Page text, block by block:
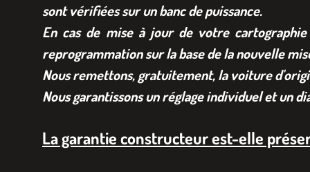
sont vérifiées sur un banc de puissance.
En cas de mise à jour de votre
reprogrammation sur la base de la nouvelle
Nous remettons, gratuitement, la voiture
Nous garantissons un réglage individuel et un
La garantie constructeur est-elle